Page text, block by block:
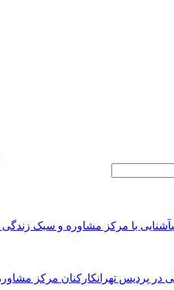
آشنایی با مرکز مشاوره و سبک زندگی
در پردیس تهرانکارکنان مرکز